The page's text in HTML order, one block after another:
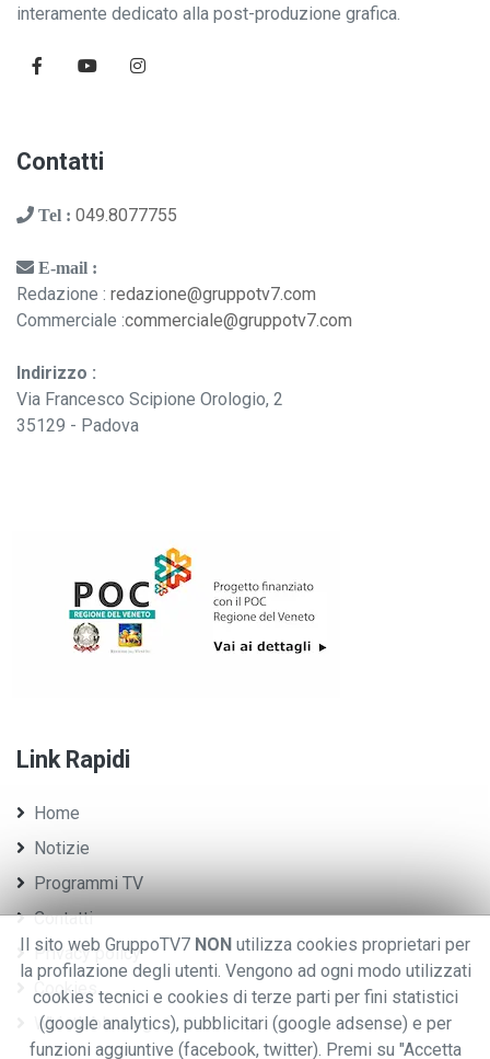
interamente dedicato alla post-produzione grafica.
Contatti
Tel : 049.8077755
E-mail :
Redazione : redazione@gruppotv7.com
Commerciale :commerciale@gruppotv7.com
Indirizzo :
Via Francesco Scipione Orologio, 2
35129 - Padova
Link Rapidi
Home
Notizie
Programmi TV
Contatti
Privacy policy
Cookies
Whistleblowing
Il sito web GruppoTV7 NON utilizza cookies proprietari per
la profilazione degli utenti. Vengono ad ogni modo utilizzati
cookies tecnici e cookies di terze parti per fini statistici
(google analytics), pubblicitari (google adsense) e per
funzioni aggiuntive (facebook, twitter). Premi su "Accetta